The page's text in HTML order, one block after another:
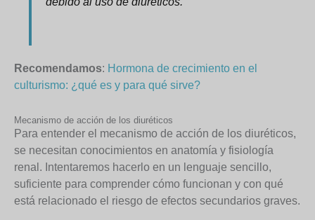
Recomendamos: Hormona de crecimiento en el
culturismo: ¿qué es y para qué sirve?
Mecanismo de acción de los diuréticos
Para entender el mecanismo de acción de los diuréticos,
se necesitan conocimientos en anatomía y fisiología
renal. Intentaremos hacerlo en un lenguaje sencillo,
suficiente para comprender cómo funcionan y con qué
está relacionado el riesgo de efectos secundarios graves.